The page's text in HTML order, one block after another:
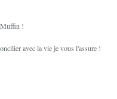
Muffin !
avec la vie je vous l'assure !